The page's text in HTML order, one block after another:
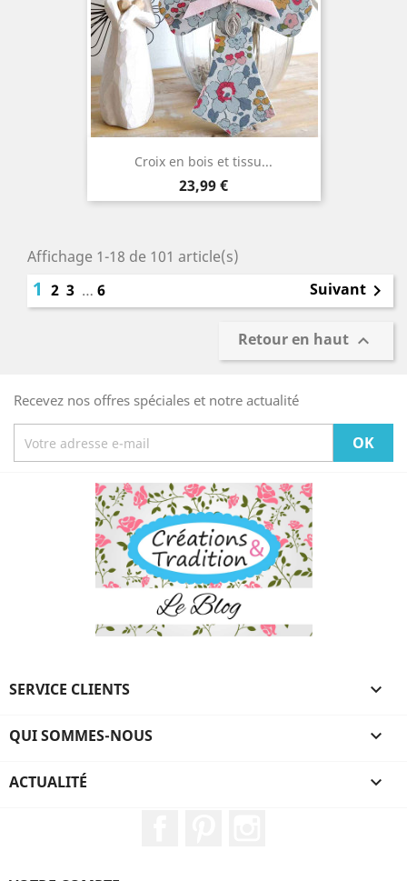
Croix en bois et tissu...
Prix
23,99 €
Affichage 1-18 de 101 article(s)
1 2 3 … 6 Suivant 
Retour en haut 
Recevez nos offres spéciales et notre actualité
SERVICE CLIENTS 
QUI SOMMES-NOUS 
ACTUALITÉ 